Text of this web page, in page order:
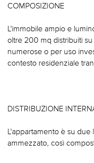
COMPOSIZIONE
L'immobile ampio e
oltre 200 mq distribuiti
numerose o per uso
contesto residenziale
DISTRIBUZIONE
L'appartamento è su
ammezzato, così